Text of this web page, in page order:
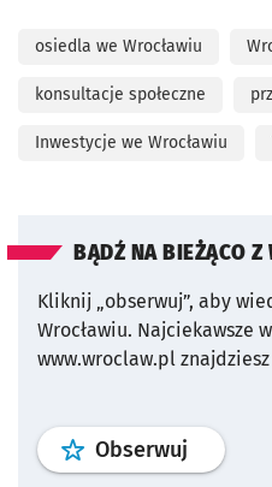
osiedla we Wrocławiu
konsultacje społeczne
Inwestycje we Wrocławiu
BĄDŹ NA BIEŻĄCO
Kliknij „obserwuj”, aby
Wrocławiu. Najciekawsze
www.wroclaw.pl znajdziesz
Obserwuj profil